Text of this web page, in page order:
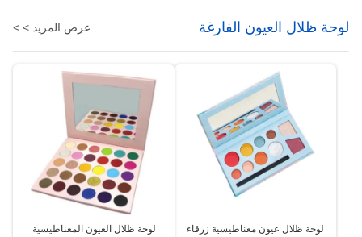
لوحة ظلال العيون الفارغة عرض المزيد > >
لوحة ظلال عيون مغناطيسية زرقاء
لوحة ظلال العيون المغناطيسية